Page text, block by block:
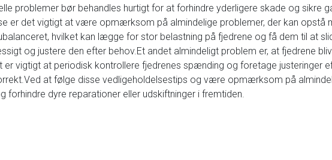
problemer bør behandles hurtigt for at forhindre yderligere skade og sikre
er det vigtigt at være opmærksom på almindelige problemer, der kan opstå
hvilket kan lægge for stor belastning på fjedrene og få dem til at
og justere den efter behov.Et andet almindeligt problem er, at fjedrene
er vigtigt at periodisk kontrollere fjedrenes spænding og foretage justeringer
at følge disse vedligeholdelsestips og være opmærksom på
forhindre dyre reparationer eller udskiftninger i fremtiden.